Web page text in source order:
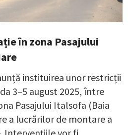
în zona Pasajului
instituirea unor restricții
3–5 august 2025, între
Pasajului Italsofa (Baia
a lucrărilor de montare a